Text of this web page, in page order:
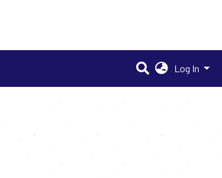
Log In